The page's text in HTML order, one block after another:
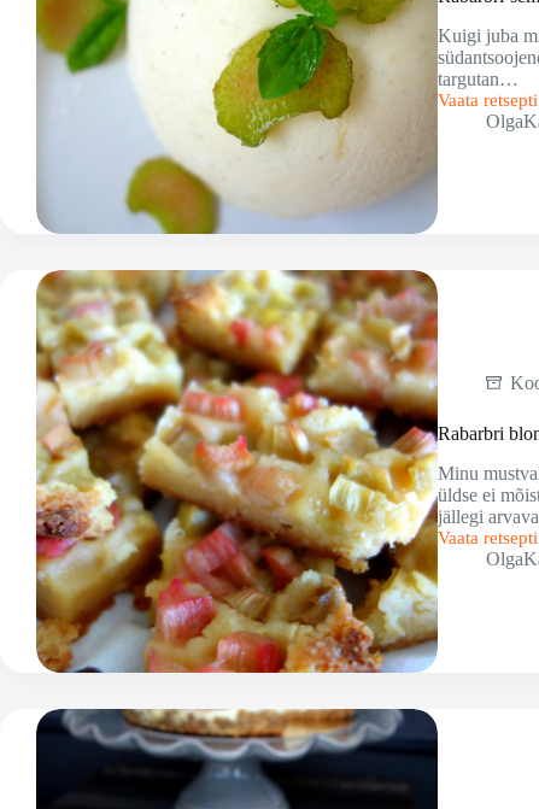
Kuigi juba
targutan…
Vaata
Rabarbri-
semifreddo
Rabarbri
Minu
üldse ei
jällegi
Vaata
Rabarbri
blondie
ja
blogide
lugemisest